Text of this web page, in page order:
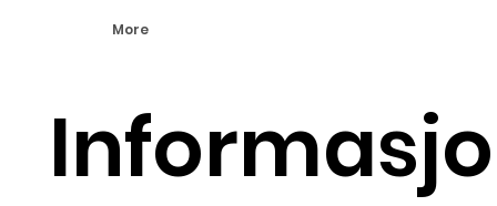
More